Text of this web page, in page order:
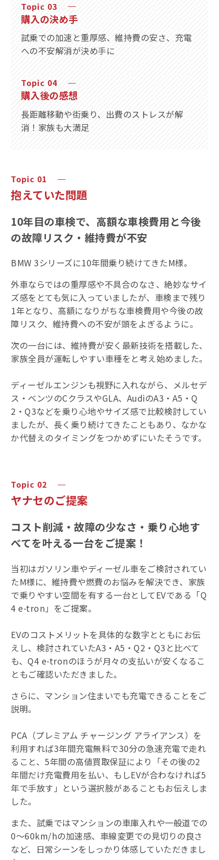
購入の決め手
試乗での加速と重厚感、維持費の安さ、充電
への不安解消が決め手に
購入後の感想
長距離移動や街乗り、出費のストレスが解
消！家族も大満足
抱えていた問題
10年目の車検で、高額な車検費用と今後
の故障リスク・維持費が不安
BMW 3シリーズに10年間乗り続けてきたM様。
外車ならではの重厚感や不具合のなさ、絶妙なサイ
ズ感をとても気に入っていましたが、車検まで残り
1年となり、高額になりがちな車検費用や今後の故
障リスク、維持費への不安が頭をよぎるように。
次の一台には、維持費が安く最新技術を搭載した、
家族全員が運転しやすい車種をと考え始めました。
ディーゼルエンジンも視野に入れながら、メルセデ
ス・ベンツのCクラスやGLA、AudiのA3・A5・Q
2・Q3などを乗り心地やサイズ感で比較検討してい
ましたが、長く乗り続けてきたこともあり、なかな
か代替えのタイミングをつかめずにいたそうです。
ヤナセのご提案
コスト削減・故障の少なさ・乗り心地す
べてを叶える一台をご提案！
当初はガソリン車やディーゼル車をご検討されてい
たM様に、維持費や燃費のお悩みを解決でき、家族
で乗りやすい空間を有する一台としてEVである「Q
4 e-tron」をご提案。
EVのコストメリットを具体的な数字とともにお伝
えし、検討されていたA3・A5・Q2・Q3と比べて
も、Q4 e-tronのほうが月々の支払いが安くなるこ
ともご確認いただきました。
さらに、マンション住まいでも充電できることをご
説明。
PCA（プレミアム チャージング アライアンス）を
利用すれば3年間充電無料で30分の急速充電で走れ
ること、5年間の高値買取保証により「その後の2
年間だけ充電費用を払い、もしEVが合わなければ5
年で手放す」という選択肢があることもお伝えしま
した。
また、試乗ではマンションの車庫入れや一般道での
0〜60km/hの加速感、車線変更での見切りの良さ
など、日常シーンをしっかり体感していただきまし